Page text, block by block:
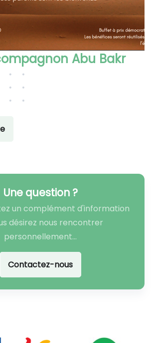
Abu Bakr
Une question ?
un complément d'information
désirez nous rencontrer
personnellement...
Contactez-nous